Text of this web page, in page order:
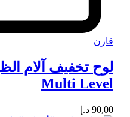
قارن
Multi Level
90,00 د.إ